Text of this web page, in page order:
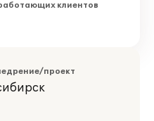
клиентов
проект